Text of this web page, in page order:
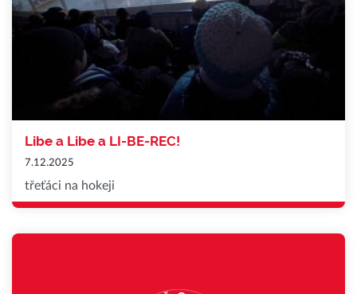
Libe a Libe a LI-BE-REC!
7.12.2025
třeťáci na hokeji